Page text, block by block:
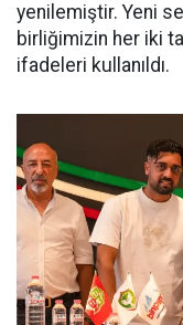
yenilemiştir. Yeni
birliğimizin her iki
ifadeleri kullanıldı.